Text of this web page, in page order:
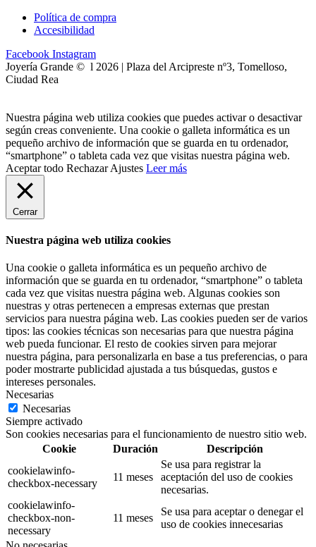
Política de compra
Accesibilidad
Facebook Instagram
Joyería Grande © l 2026 | Plaza del Arcipreste nº3, Tomelloso,
Ciudad Rea
Nuestra página web utiliza cookies que puedes activar o desactivar
según creas conveniente. Una cookie o galleta informática es un
pequeño archivo de información que se guarda en tu ordenador,
“smartphone” o tableta cada vez que visitas nuestra página web.
Aceptar todo Rechazar Ajustes Leer más
Cerrar
Nuestra página web utiliza cookies
Una cookie o galleta informática es un pequeño archivo de
información que se guarda en tu ordenador, “smartphone” o tableta
cada vez que visitas nuestra página web. Algunas cookies son
nuestras y otras pertenecen a empresas externas que prestan
servicios para nuestra página web. Las cookies pueden ser de varios
tipos: las cookies técnicas son necesarias para que nuestra página
web pueda funcionar. El resto de cookies sirven para mejorar
nuestra página, para personalizarla en base a tus preferencias, o para
poder mostrarte publicidad ajustada a tus búsquedas, gustos e
intereses personales.
Necesarias
Necesarias
Siempre activado
Son cookies necesarias para el funcionamiento de nuestro sitio web.
Cookie
Duración
Descripción
cookielawinfo-
checkbox-necessary
11 meses
Se usa para registrar la
aceptación del uso de cookies
necesarias.
cookielawinfo-
checkbox-non-
necessary
11 meses
Se usa para aceptar o denegar el
uso de cookies innecesarias